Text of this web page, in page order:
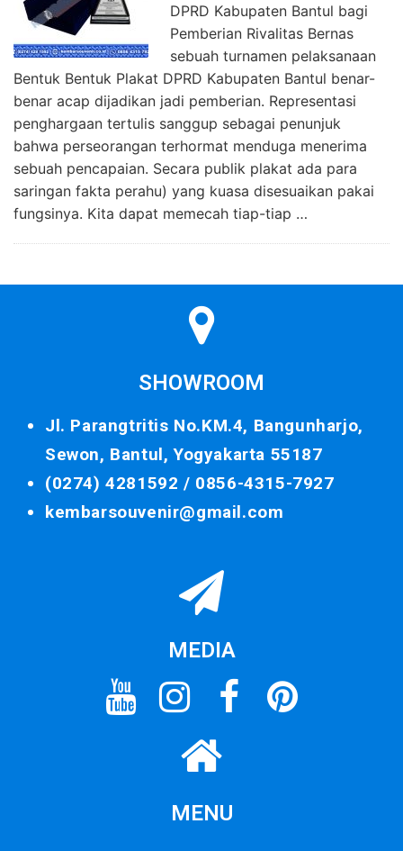
DPRD Kabupaten Bantul bagi
Pemberian Rivalitas Bernas
sebuah turnamen pelaksanaan
Bentuk Bentuk Plakat DPRD Kabupaten Bantul benar-
benar acap dijadikan jadi pemberian. Representasi
penghargaan tertulis sanggup sebagai penunjuk
bahwa perseorangan terhormat menduga menerima
sebuah pencapaian. Secara publik plakat ada para
saringan fakta perahu) yang kuasa disesuaikan pakai
fungsinya. Kita dapat memecah tiap-tiap …
SHOWROOM
Jl. Parangtritis No.KM.4, Bangunharjo,
Sewon, Bantul, Yogyakarta 55187
(0274) 4281592 / 0856-4315-7927
kembarsouvenir@gmail.com
MEDIA
MENU